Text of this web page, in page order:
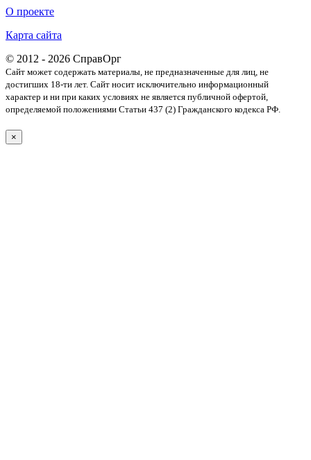
О проекте
Карта сайта
© 2012 - 2026 СправОрг
Сайт может содержать материалы, не предназначенные для лиц, не
достигших 18-ти лет. Cайт носит исключительно информационный
характер и ни при каких условиях не является публичной офертой,
определяемой положениями Статьи 437 (2) Гражданского кодекса РФ.
×